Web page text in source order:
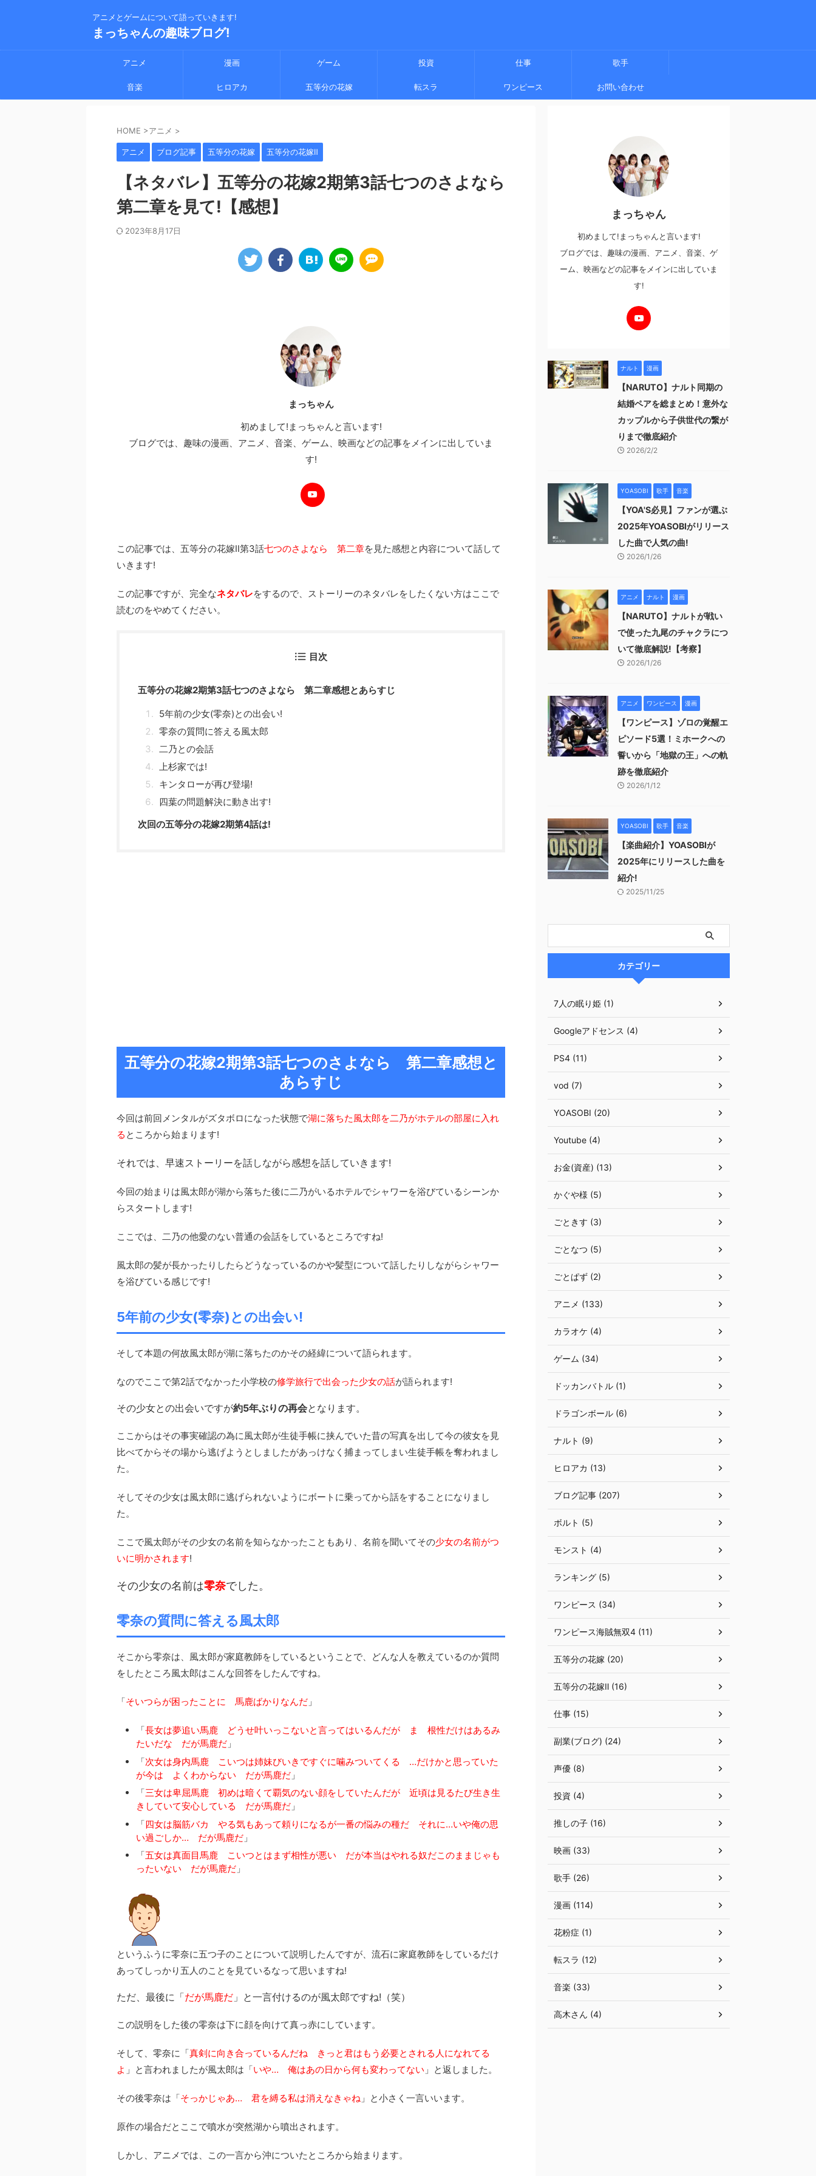
アニメとゲームについて語っていきます!
まっちゃんの趣味ブログ!
アニメ 漫画 ゲーム 投資 仕事 歌手
音楽 ヒロアカ 五等分の花嫁 転スラ ワンピース お問い合わせ
HOME >アニメ >
アニメ ブログ記事 五等分の花嫁 五等分の花嫁Ⅱ
【ネタバレ】五等分の花嫁2期第3話七つのさよなら
第二章を見て!【感想】
2023年8月17日
まっちゃん
初めまして!まっちゃんと言います!
ブログでは、趣味の漫画、アニメ、音楽、ゲーム、映画などの記事をメインに出していま
す!
この記事では、五等分の花嫁Ⅱ第3話七つのさよなら 第二章を見た感想と内容について話して
いきます!
この記事ですが、完全なネタバレをするので、ストーリーのネタバレをしたくない方はここで
読むのをやめてください。
目次
五等分の花嫁2期第3話七つのさよなら 第二章感想とあらすじ
5年前の少女(零奈)との出会い!
零奈の質問に答える風太郎
二乃との会話
上杉家では!
キンタローが再び登場!
四葉の問題解決に動き出す!
次回の五等分の花嫁2期第4話は!
五等分の花嫁2期第3話七つのさよなら 第二章感想と
あらすじ
今回は前回メンタルがズタボロになった状態で湖に落ちた風太郎を二乃がホテルの部屋に入れ
る ところから始まります!
それでは、早速ストーリーを話しながら感想を話していきます!
今回の始まりは風太郎が湖から落ちた後に二乃がいるホテルでシャワーを浴びているシーンか
らスタートします!
ここでは、二乃の他愛のない普通の会話をしているところですね!
風太郎の髪が長かったりしたらどうなっているのかや髪型について話したりしながらシャワー
を浴びている感じです!
5年前の少女(零奈)との出会い!
そして本題の何故風太郎が湖に落ちたのかその経緯について語られます。
なのでここで第2話でなかった小学校の修学旅行で出会った少女の話が語られます!
その少女との出会いですが約5年ぶりの再会となります。
ここからはその事実確認の為に風太郎が生徒手帳に挟んでいた昔の写真を出して今の彼女を見
比べてからその場から逃げようとしましたがあっけなく捕まってしまい生徒手帳を奪われまし
た。
そしてその少女は風太郎に逃げられないようにボートに乗ってから話をすることになりまし
た。
ここで風太郎がその少女の名前を知らなかったこともあり、名前を聞いてその少女の名前がつ
いに明かされます!
その少女の名前は零奈でした。
零奈の質問に答える風太郎
そこから零奈は、風太郎が家庭教師をしているということで、どんな人を教えているのか質問
をしたところ風太郎はこんな回答をしたんですね。
「そいつらが困ったことに 馬鹿ばかりなんだ 」
「長女は夢追い馬鹿 どうせ叶いっこないと言ってはいるんだが ま 根性だけはあるみ
たいだな だが馬鹿だ 」
「次女は身内馬鹿 こいつは姉妹びいきですぐに噛みついてくる …だけかと思っていた
が今は よくわからない だが馬鹿だ 」
「三女は卑屈馬鹿 初めは暗くて覇気のない顔をしていたんだが 近頃は見るたび生き生
きしていて安心している だが馬鹿だ 」
「四女は脳筋バカ やる気もあって頼りになるが一番の悩みの種だ それに…いや俺の思
い過ごしか… だが馬鹿だ 」
「五女は真面目馬鹿 こいつとはまず相性が悪い だが本当はやれる奴だこのままじゃも
ったいない だが馬鹿だ 」
というふうに零奈に五つ子のことについて説明したんですが、流石に家庭教師をしているだけ
あってしっかり五人のことを見ているなって思いますね!
ただ、最後に「だが馬鹿だ 」と一言付けるのが風太郎ですね!（笑）
この説明をした後の零奈は下に顔を向けて真っ赤にしています。
そして、零奈に「真剣に向き合っているんだね きっと君はもう必要とされる人になれてる
よ 」と言われましたが風太郎は「いや… 俺はあの日から何も変わってない 」と返しました。
その後零奈は「そっかじゃあ… 君を縛る私は消えなきゃね 」と小さく一言いいます。
原作の場合だとここで噴水が突然湖から噴出されます。
しかし、アニメでは、この一言から沖についたところから始まります。
まっちゃん
初めまして!まっちゃんと言います!
ブログでは、趣味の漫画、アニメ、音楽、ゲ
ーム、映画などの記事をメインに出していま
す!
ナルト 漫画
【NARUTO】ナルト同期の
結婚ペアを総まとめ！意外な
カップルから子供世代の繋が
りまで徹底紹介
2026/2/2
YOASOBI 歌手 音楽
【YOA'S必見】ファンが選ぶ
2025年YOASOBIがリリース
した曲で人気の曲!
2026/1/26
アニメ ナルト 漫画
【NARUTO】ナルトが戦い
で使った九尾のチャクラにつ
いて徹底解説!【考察】
2026/1/26
アニメ ワンピース 漫画
【ワンピース】ゾロの覚醒エ
ピソード5選！ミホークへの
誓いから「地獄の王」への軌
跡を徹底紹介
2026/1/12
YOASOBI 歌手 音楽
【楽曲紹介】YOASOBIが
2025年にリリースした曲を
紹介!
2025/11/25
カテゴリー
7人の眠り姫 (1)
Googleアドセンス (4)
PS4 (11)
vod (7)
YOASOBI (20)
Youtube (4)
お金(資産) (13)
かぐや様 (5)
ごときす (3)
ごとなつ (5)
ごとぱず (2)
アニメ (133)
カラオケ (4)
ゲーム (34)
ドッカンバトル (1)
ドラゴンボール (6)
ナルト (9)
ヒロアカ (13)
ブログ記事 (207)
ボルト (5)
モンスト (4)
ランキング (5)
ワンピース (34)
ワンピース海賊無双4 (11)
五等分の花嫁 (20)
五等分の花嫁Ⅱ (16)
仕事 (15)
副業(ブログ) (24)
声優 (8)
投資 (4)
推しの子 (16)
映画 (33)
歌手 (26)
漫画 (114)
花粉症 (1)
転スラ (12)
音楽 (33)
高木さん (4)